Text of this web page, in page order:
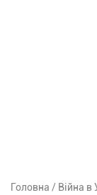
Головна Війна в